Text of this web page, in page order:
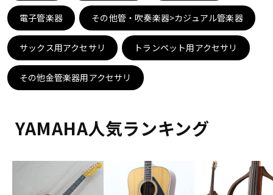
中古 ヴィンテージ
電子管楽器 その他管・吹奏楽器>カジュアル管楽器
サックス用アクセサリ トランペット用アクセサリ
その他金管楽器用アクセサリ
YAMAHA人気ランキング